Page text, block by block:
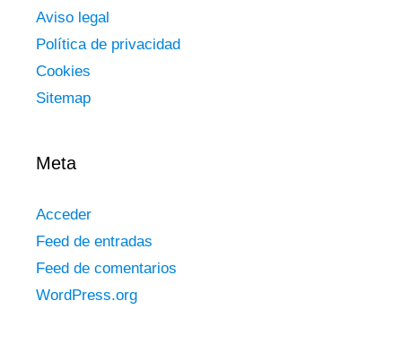
Aviso legal
Política de privacidad
Cookies
Sitemap
Meta
Acceder
Feed de entradas
Feed de comentarios
WordPress.org